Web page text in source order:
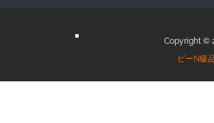
Copyright ©
ピーN級